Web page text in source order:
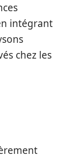
intégrant
chez les